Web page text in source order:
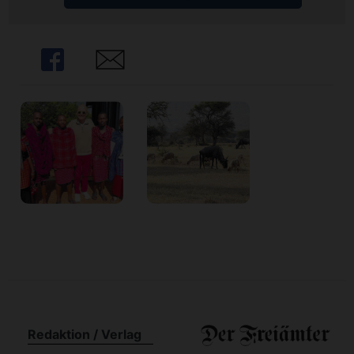
Share Share
Redaktion / Verlag